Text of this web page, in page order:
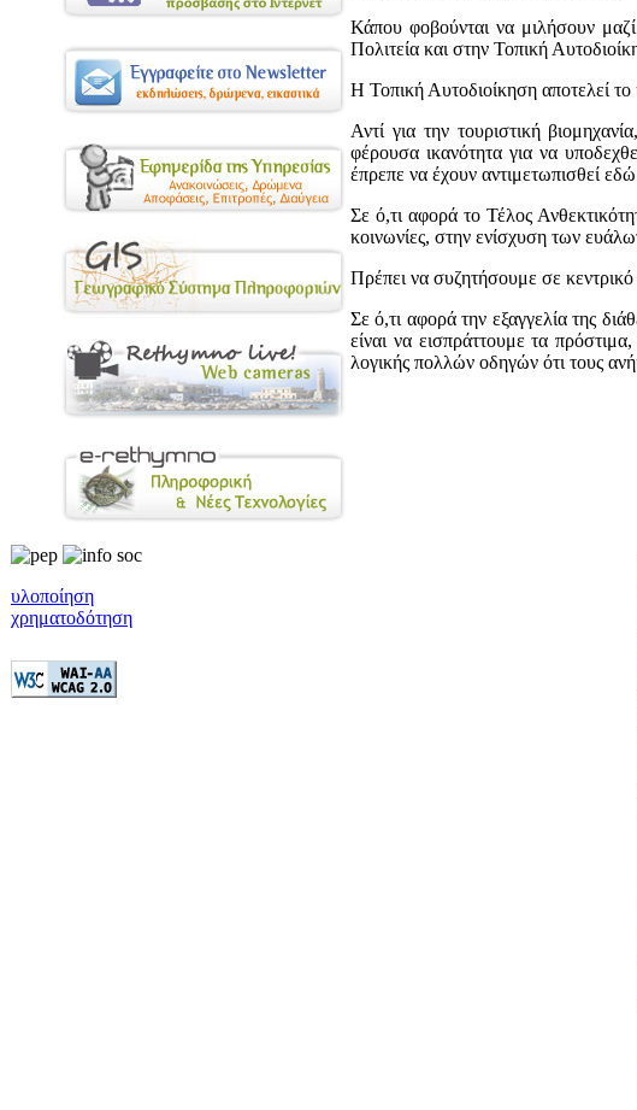
υλοποίηση
χρηματοδότηση
Κάπου φοβούνται να μιλήσουν
Πολιτεία και στην Τοπική
Η Τοπική Αυτοδιοίκηση αποτελεί
Αντί για την τουριστική
φέρουσα ικανότητα για να
έπρεπε να έχουν αντιμετωπισθεί εδώ
Σε ό,τι αφορά το Τέλος
κοινωνίες, στην ενίσχυση των
Πρέπει να συζητήσουμε σε κεντρικό
Σε ό,τι αφορά την εξαγγελία της
είναι να εισπράττουμε τα
λογικής πολλών οδηγών ότι τους